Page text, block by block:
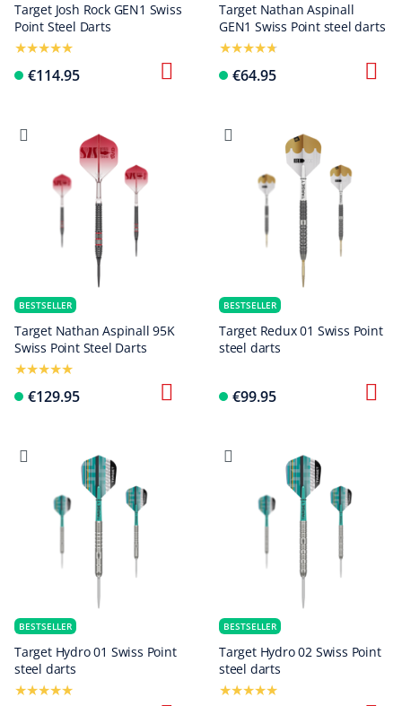
Target Josh Rock GEN1 Swiss
Point Steel Darts
€114.95
Target Nathan Aspinall
GEN1 Swiss Point steel darts
€64.95
BESTSELLER
Target Nathan Aspinall 95K
Swiss Point Steel Darts
€129.95
BESTSELLER
Target Redux 01 Swiss Point
steel darts
€99.95
BESTSELLER
Target Hydro 01 Swiss Point
steel darts
BESTSELLER
Target Hydro 02 Swiss Point
steel darts